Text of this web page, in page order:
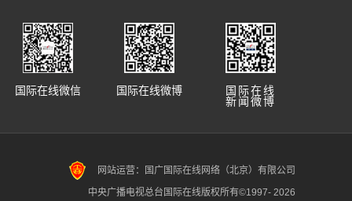
国际在线
新闻微博
国际在线微博
国际在线微信
网站运营：国广国际在线网络（北京）有限公司
中央广播电视总台国际在线版权所有©1997- 2026